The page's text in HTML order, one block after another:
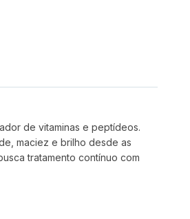
de vitaminas e peptídeos.
maciez e brilho desde as
tratamento contínuo com